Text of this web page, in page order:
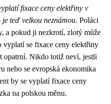
fixace ceny elektřiny v
teď velkou neznámou. Poláci
a pokud ji nezkrotí, zlotý může
vyplatí se fixace ceny elektřiny
opatrní. Nikdo totiž neví, jestli
nebo se evropská ekonomika
by se vyplatí fixace ceny
na polskou měnu.